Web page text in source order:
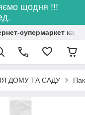
щодня !!!
супермаркет
ДОМУ ТА САДУ